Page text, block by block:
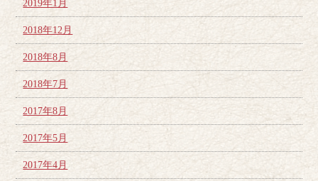
2019年1月
2018年12月
2018年8月
2018年7月
2017年8月
2017年5月
2017年4月